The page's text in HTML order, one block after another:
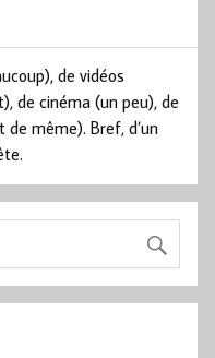
de vidéos
de cinéma (un peu), de
même). Bref, d’un